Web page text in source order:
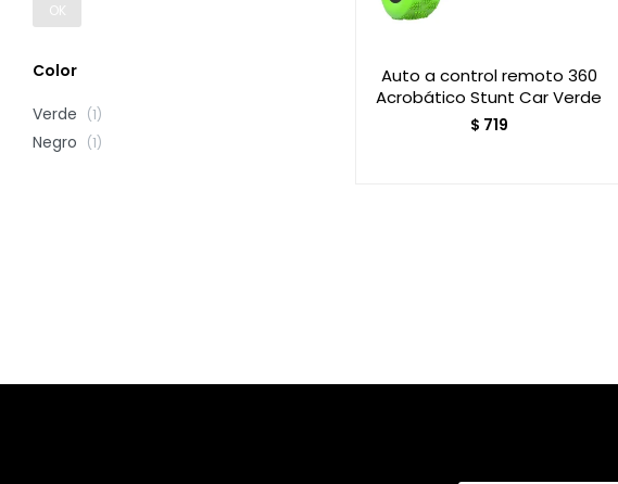
Auto a control remoto 360
Acrobático Stunt Car Verde
$ 719
OK
Color
Verde
(1)
Negro (1)